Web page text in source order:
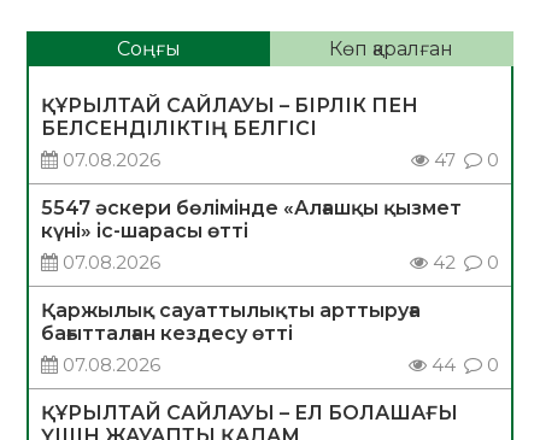
Соңғы Көп қаралған
ҚҰРЫЛТАЙ САЙЛАУЫ – БІРЛІК ПЕН
БЕЛСЕНДІЛІКТІҢ БЕЛГІСІ
07.08.2026
47 0
5547 әскери бөлімінде «Алғашқы қызмет
күні» іс-шарасы өтті
07.08.2026
42 0
Қаржылық сауаттылықты арттыруға
бағытталған кездесу өтті
07.08.2026
44 0
ҚҰРЫЛТАЙ САЙЛАУЫ – ЕЛ БОЛАШАҒЫ
ҮШІН ЖАУАПТЫ ҚАДАМ